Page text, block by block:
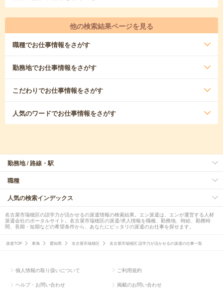
他の検索結果ページを見る
職種でお仕事情報をさがす
勤務地でお仕事情報をさがす
こだわりでお仕事情報をさがす
人気のワードでお仕事情報をさがす
勤務地 / 路線・駅
職種
人気の検索インデックス
名古屋市瑞穂区の語学力が活かせるの派遣情報の検索結果。エン派遣は、エンが運営する人材
派遣会社のポータルサイト。名古屋市瑞穂区の派遣/求人情報を職種、勤務地、時給、勤務時
間、長期・短期などの希望条件から、あなたにピッタリの派遣のお仕事を探せます。
派遣TOP 東海 愛知県 名古屋市瑞穂区 名古屋市瑞穂区 語学力が活かせるの派遣の仕事一覧
個人情報の取り扱いについて ご利用規約
ヘルプ・お問い合わせ 掲載のお問い合わせ